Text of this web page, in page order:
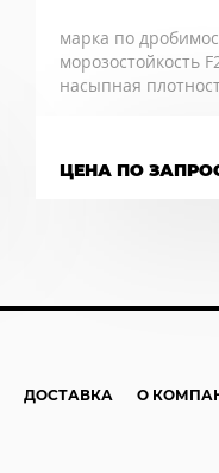
марка по
морозостойкость
насыпная
ЦЕНА ПО
О
ДОСТАВКА